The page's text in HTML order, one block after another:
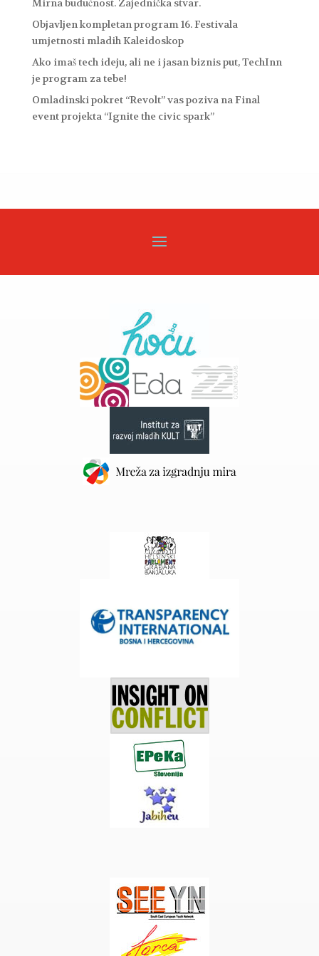
Mirna budućnost. Zajednička stvar.
Objavljen kompletan program 16. Festivala
umjetnosti mladih Kaleidoskop
Ako imaš tech ideju, ali ne i jasan biznis put, TechInn
je program za tebe!
Omladinski pokret “Revolt” vas poziva na Final
event projekta “Ignite the civic spark”